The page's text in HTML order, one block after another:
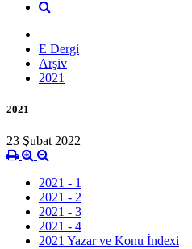
E Dergi
Arşiv
2021
2021
23 Şubat 2022
2021 - 1
2021 - 2
2021 - 3
2021 - 4
2021 Yazar ve Konu İndexi